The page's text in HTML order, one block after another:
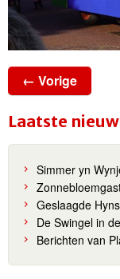
← Vorige
Laatste
Simmer yn
Geslaagde
De Swingel in
Berichten van